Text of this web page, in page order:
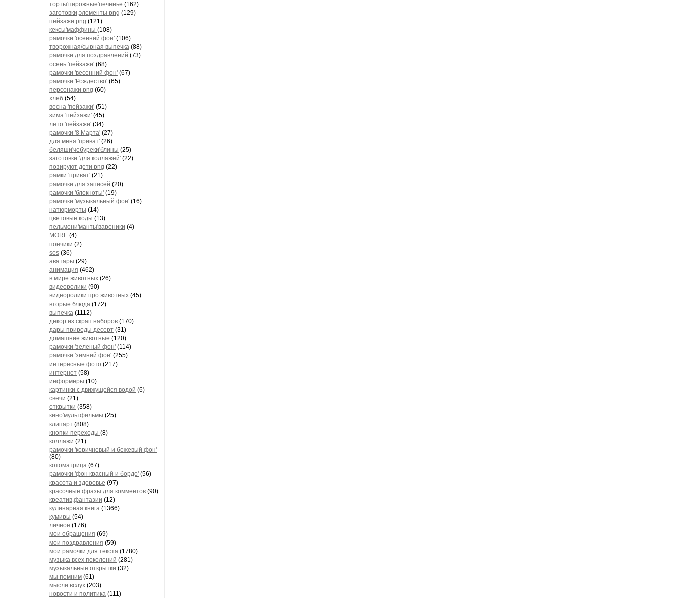
торты'пирожные'печенье (162)
заготовки,элементы png (129)
пейзажи png (121)
кексы'маффины (108)
рамочки 'осенний фон' (106)
творожная/сырная выпечка (88)
рамочки для поздравлений (73)
осень 'пейзажи' (68)
рамочки 'весенний фон' (67)
рамочки 'Рождество' (65)
персонажи png (60)
хлеб (54)
весна 'пейзажи' (51)
зима 'пейзажи' (45)
лето 'пейзажи' (34)
рамочки '8 Марта' (27)
для меня 'приват' (26)
беляши'чебуреки'блины (25)
заготовки 'для коллажей' (22)
позируют дети png (22)
рамки 'приват' (21)
рамочки для записей (20)
рамочки 'блокноты' (19)
рамочки 'музыкальный фон' (16)
натюрморты (14)
цветовые коды (13)
пельмени'манты'вареники (4)
MORE (4)
пончики (2)
sos (36)
аватары (29)
анимация (462)
в мире животных (26)
видеоролики (90)
видеоролики про животных (45)
вторые блюда (172)
выпечка (1112)
декор из скрап.наборов (170)
дары природы десерт (31)
домашние животные (120)
рамочки 'зеленый фон' (114)
рамочки 'зимний фон' (255)
интересные фото (217)
интернет (58)
информеры (10)
картинки с движущейся водой (6)
свечи (21)
открытки (358)
кино'мультфильмы (25)
клипарт (808)
кнопки переходы (8)
коллажи (21)
рамочки 'коричневый и бежевый фон'
(80)
котоматрица (67)
рамочки 'фон красный и бордо' (56)
красота и здоровье (97)
красочные фразы для комментов (90)
креатив,фантазии (12)
кулинарная книга (1366)
кумиры (54)
личное (176)
мои обращения (69)
мои поздравления (59)
мои рамочки для текста (1780)
музыка всех поколений (281)
музыкальные открытки (32)
мы помним (61)
мысли вслух (203)
новости и политика (111)